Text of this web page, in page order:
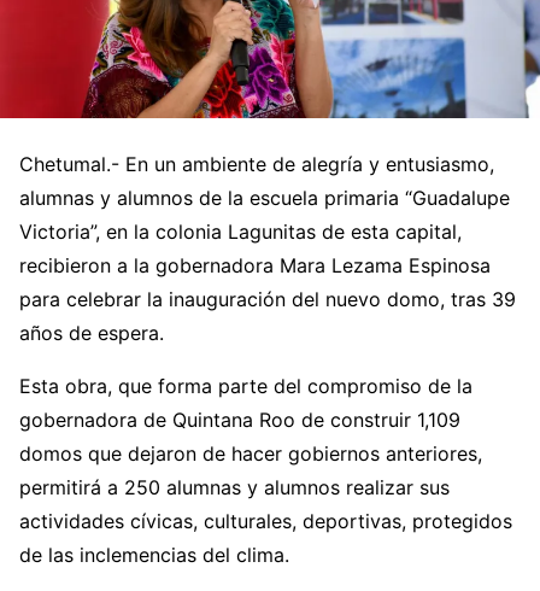
Chetumal.- En un ambiente de alegría y entusiasmo,
alumnas y alumnos de la escuela primaria “Guadalupe
Victoria”, en la colonia Lagunitas de esta capital,
recibieron a la gobernadora Mara Lezama Espinosa
para celebrar la inauguración del nuevo domo, tras 39
años de espera.
Esta obra, que forma parte del compromiso de la
gobernadora de Quintana Roo de construir 1,109
domos que dejaron de hacer gobiernos anteriores,
permitirá a 250 alumnas y alumnos realizar sus
actividades cívicas, culturales, deportivas, protegidos
de las inclemencias del clima.